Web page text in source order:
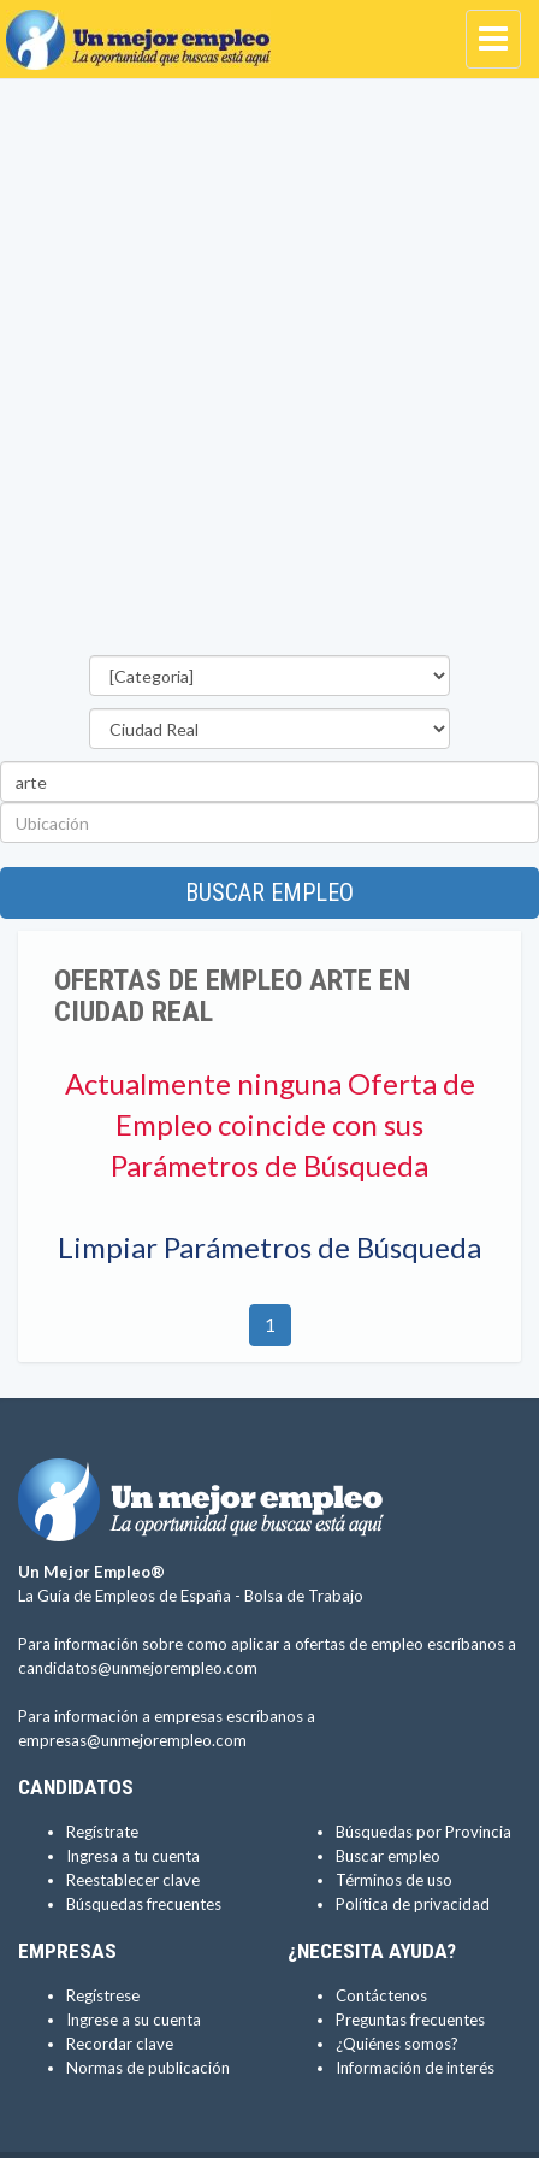
BUSCAR EMPLEO
OFERTAS DE EMPLEO ARTE EN
CIUDAD REAL
Actualmente ninguna Oferta de
Empleo coincide con sus
Parámetros de Búsqueda
Limpiar Parámetros de Búsqueda
1
Un Mejor Empleo®
La Guía de Empleos de España - Bolsa de Trabajo
Para información sobre como aplicar a ofertas de empleo escríbanos a
candidatos@unmejorempleo.com
Para información a empresas escríbanos a
empresas@unmejorempleo.com
CANDIDATOS
Regístrate
Ingresa a tu cuenta
Reestablecer clave
Búsquedas frecuentes
Búsquedas por Provincia
Buscar empleo
Términos de uso
Política de privacidad
EMPRESAS
Regístrese
Ingrese a su cuenta
Recordar clave
Normas de publicación
¿NECESITA AYUDA?
Contáctenos
Preguntas frecuentes
¿Quiénes somos?
Información de interés